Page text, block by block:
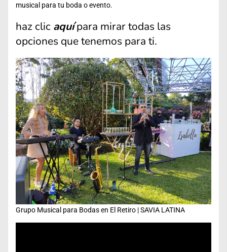
musical para tu boda o evento.
haz clic aquí para mirar todas las
opciones que tenemos para ti.
Grupo Musical para Bodas en El Retiro | SAVIA LATINA